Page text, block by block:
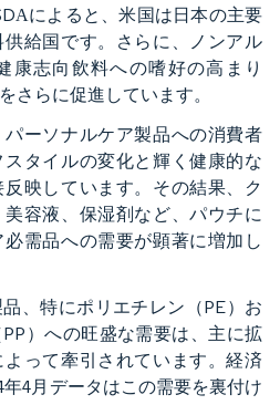
によると、米国は日本の主要
給国です。さらに、ノンアル
康志向飲料への嗜好の高まり
さらに促進しています。
ーソナルケア製品への消費者
タイルの変化と輝く健康的な
映しています。その結果、ク
容液、保湿剤など、パウチに
需品への需要が顕著に増加し
、特にポリエチレン（PE）お
）への旺盛な需要は、主に拡
って牽引されています。経済
年4月データはこの需要を裏付け